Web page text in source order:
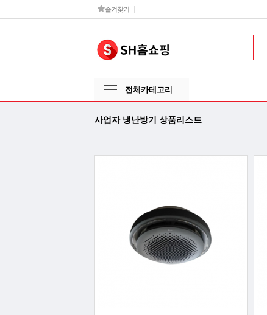
즐겨찾기
전체카테고리
사업자 냉난방기 상품리스트